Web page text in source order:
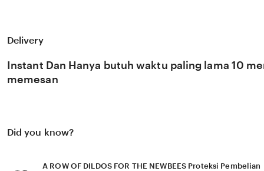
ribuan kategori konten viral lainnya dengan dukungan
drtuber 🎁 kami memudahkan Anda menemukan video
trending, menjadikan situs kami sebagai destinasi wajib
selalu mendapatkan asupan konten Indo viral yang
Delivery
Instant Dan Hanya butuh waktu paling lama 10
memesan
Did you know?
A ROW OF DILDOS FOR THE NEWBEES Proteksi Pembelian